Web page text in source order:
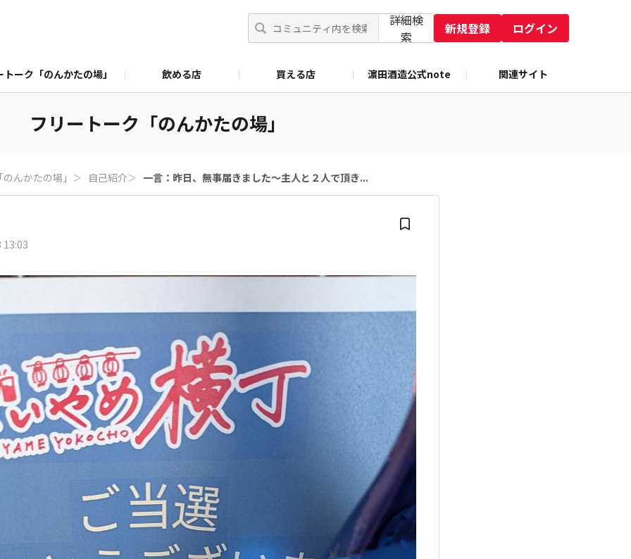
詳細検
索
新規登録 ログイン
トーク「のんかたの場」 飲める店 買える店 濵田酒造公式note 関連サイト
フリートーク「のんかたの場」
んかたの場」 ＞ 自己紹介＞ 一言：昨日、無事届きました〜主人と２人で頂き...